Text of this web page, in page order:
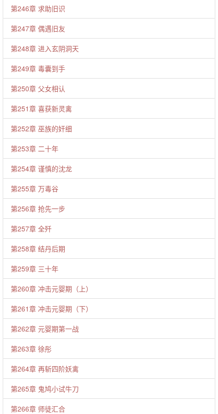
第246章 求助旧识
第247章 偶遇旧友
第248章 进入玄阴洞天
第249章 毒囊到手
第250章 父女相认
第251章 喜获新灵禽
第252章 巫族的奸细
第253章 二十年
第254章 谨慎的沈龙
第255章 万毒谷
第256章 抢先一步
第257章 全歼
第258章 结丹后期
第259章 三十年
第260章 冲击元婴期（上）
第261章 冲击元婴期（下）
第262章 元婴期第一战
第263章 徐彤
第264章 再斩四阶妖禽
第265章 鬼鸠小试牛刀
第266章 师徒汇合